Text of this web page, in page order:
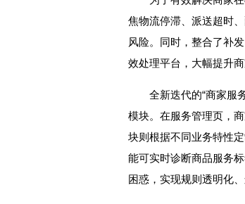
焦物流停滞、派送超时
风险。同时，整合了补
效处理平台，大幅提升
全新迭代的“商家服
模块。在服务管理页，
块则根据不同业务特性
能可实时诊断商品服务
困惑，实现规则透明化